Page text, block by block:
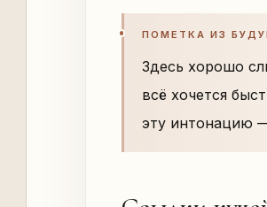
ПОМЕТКА ИЗ
Здесь хорошо
всё хочется
эту интонацию